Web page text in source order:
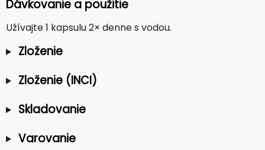
Dávkovanie a použitie
Užívajte 1 kapsulu 2× denne s vodou.
Zloženie
Zloženie (INCI)
Skladovanie
Varovanie